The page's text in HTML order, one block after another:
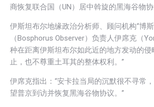
商恢复联合国（UN）居中斡旋的黑海谷物协
伊斯坦布尔地缘政治分析师、顾问机构“博
（Bosphorus Observer）负责人伊席克（
种在距离伊斯坦布尔如此近的地方发动的侵
止，也不尊重土耳其的整体权利。”
伊席克指出：“安卡拉当局的沉默很不寻常
望普京到访并恢复黑海谷物协议。”